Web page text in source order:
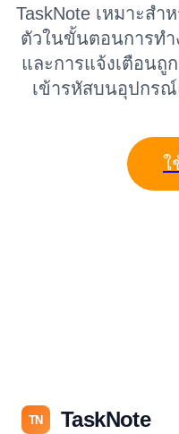
TaskNote เหมาะส
ตัวในขั้นตอนการท
และการแจ้งเตือนถู
เข้ารหัสบนอุปกร
ใ
TN TaskNote